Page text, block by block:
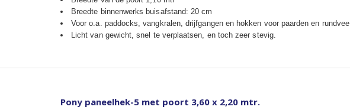
Breedte binnenwerks buisafstand: 20 cm
Voor o.a. paddocks, vangkralen, drijfgangen en hokken voor paarden en rundvee
Licht van gewicht, snel te verplaatsen, en toch zeer stevig.
Pony paneelhek-5 met poort 3,60 x 2,20 mtr.